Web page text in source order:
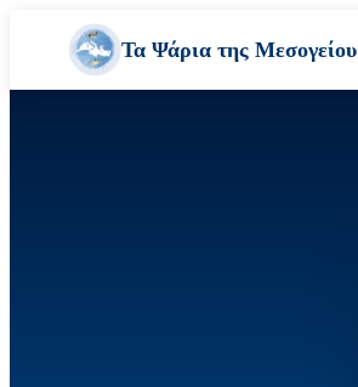
Τα Ψάρια της Μεσογείου